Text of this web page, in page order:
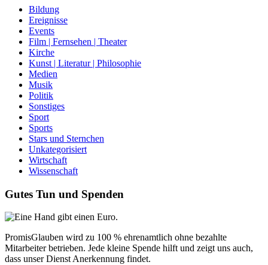
Bildung
Ereignisse
Events
Film | Fernsehen | Theater
Kirche
Kunst | Literatur | Philosophie
Medien
Musik
Politik
Sonstiges
Sport
Sports
Stars und Sternchen
Unkategorisiert
Wirtschaft
Wissenschaft
Gutes Tun und Spenden
PromisGlauben wird zu 100 % ehrenamtlich ohne bezahlte
Mitarbeiter betrieben. Jede kleine Spende hilft und zeigt uns auch,
dass unser Dienst Anerkennung findet.